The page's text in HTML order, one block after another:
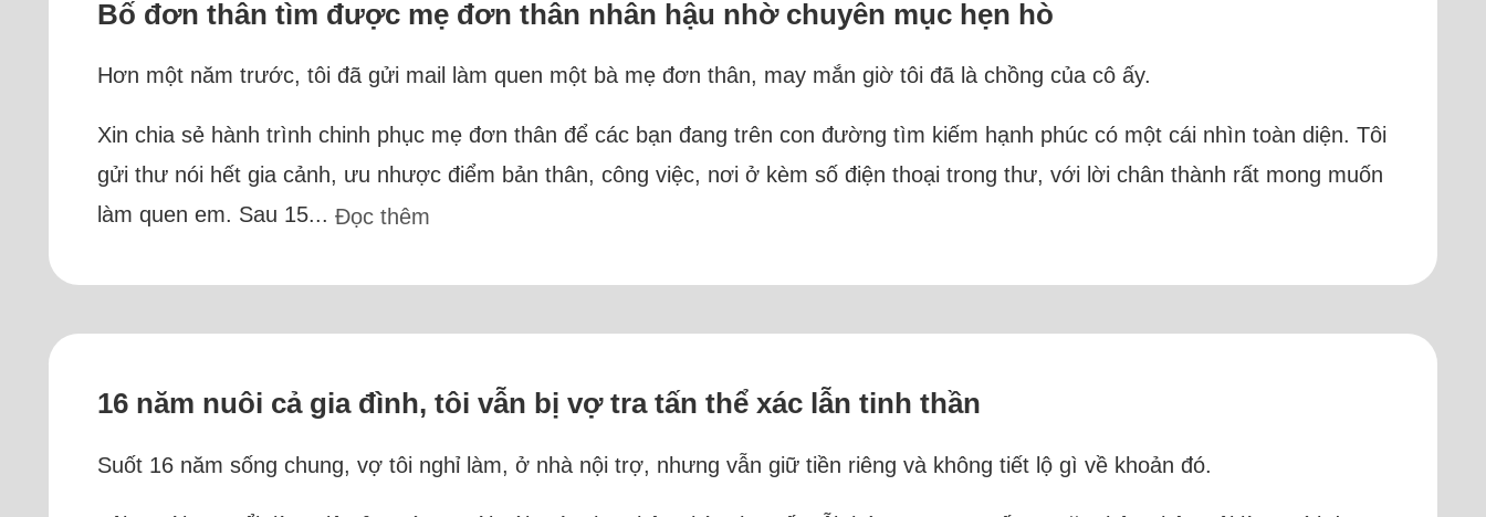
Bố đơn thân tìm được mẹ đơn thân nhân hậu nhờ chuyên mục hẹn hò
Hơn một năm trước, tôi đã gửi mail làm quen một bà mẹ đơn thân, may mắn giờ tôi đã là chồng của cô ấy.
Xin chia sẻ hành trình chinh phục mẹ đơn thân để các bạn đang trên con đường tìm kiếm hạnh phúc có một cái nhìn toàn diện. Tôi
gửi thư nói hết gia cảnh, ưu nhược điểm bản thân, công việc, nơi ở kèm số điện thoại trong thư, với lời chân thành rất mong muốn
làm quen em. Sau 15... Đọc thêm
16 năm nuôi cả gia đình, tôi vẫn bị vợ tra tấn thể xác lẫn tinh thần
Suốt 16 năm sống chung, vợ tôi nghỉ làm, ở nhà nội trợ, nhưng vẫn giữ tiền riêng và không tiết lộ gì về khoản đó.